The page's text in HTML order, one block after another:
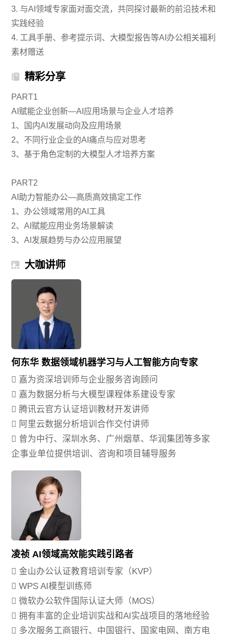
3. 与AI领域专家面对面交流，共同探讨最新的前沿技术和
实践经验
4. 工具手册、参考提示词、大模型报告等AI办公相关福利
素材赠送
精彩分享
PART1
AI赋能企业创新—AI应用场景与企业人才培养
1、国内AI发展动向及应用场景
2、不同行业企业的AI痛点与应对思考
3、基于角色定制的大模型人才培养方案
PART2
AI助力智能办公—高质高效搞定工作
1、办公领域常用的AI工具
2、AI赋能应用业务场景解读
3、AI发展趋势与办公应用展望
大咖讲师
何东华 数据领域机器学习与人工智能方向专家
 嘉为资深培训师与企业服务咨询顾问
 嘉为数据分析与大模型课程体系建设专家
 腾讯云官方认证培训教材开发讲师
 阿里云数据分析培训合作交付讲师
 曾为中行、深圳水务、广州烟草、华润集团等多家
企事业单位提供培训、咨询和项目辅导服务
凌祯 AI领域高效能实践引路者
 金山办公认证教育培训专家（KVP）
 WPS AI模型训练师
 微软办公软件国际认证大师（MOS）
 拥有丰富的企业培训实战和AI实战项目的落地经验
 多次服务工商银行、中国银行、国家电网、南方电